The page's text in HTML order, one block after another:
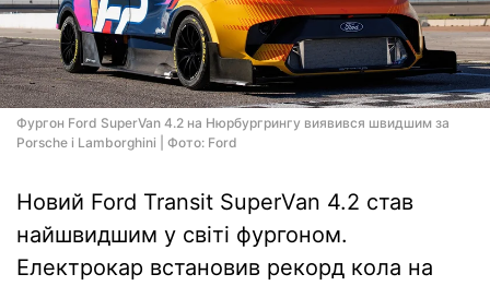
Фургон Ford SuperVan 4.2 на Нюрбургрингу виявився швидшим за
Porsche і Lamborghini | Фото: Ford
Новий Ford Transit SuperVan 4.2 став
найшвидшим у світі фургоном.
Електрокар встановив рекорд кола на